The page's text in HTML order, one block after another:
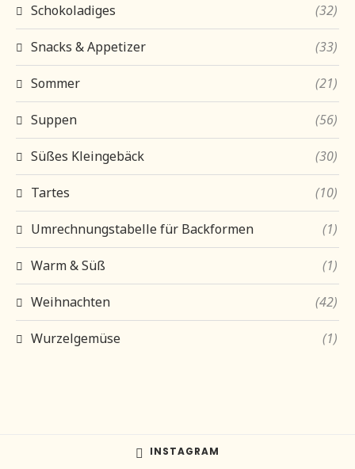
Schokoladiges (32)
Snacks & Appetizer (33)
Sommer (21)
Suppen (56)
Süßes Kleingebäck (30)
Tartes (10)
Umrechnungstabelle für Backformen (1)
Warm & Süß (1)
Weihnachten (42)
Wurzelgemüse (1)
INSTAGRAM